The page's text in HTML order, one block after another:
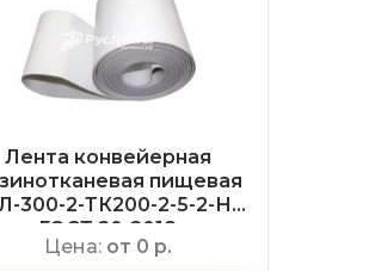
Лента конвейерная
пищевая
300-2-ТК200-2-5-2-НБ
ГОСТ 20-2018
Цена: от 0 р.